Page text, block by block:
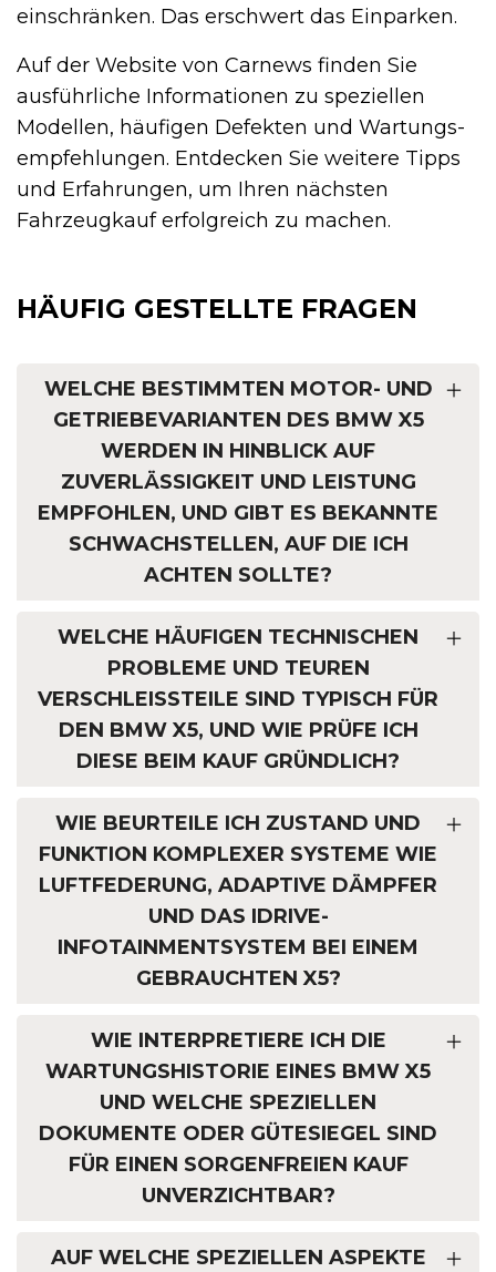
einschränken. Das erschwert das Einparken.
Auf der Website von Carnews finden Sie
ausführliche Informationen zu speziellen
Modellen, häufigen Defekten und Wartungs­
empfehlungen. Entdecken Sie weitere Tipps
und Erfahrungen, um Ihren nächsten
Fahrzeugkauf erfolgreich zu machen.
HÄUFIG GESTELLTE FRAGEN
WELCHE BESTIMMTEN MOTOR- UND
GETRIEBEVARIANTEN DES BMW X5
WERDEN IN HINBLICK AUF
ZUVERLÄSSIGKEIT UND LEISTUNG
EMPFOHLEN, UND GIBT ES BEKANNTE
SCHWACHSTELLEN, AUF DIE ICH
ACHTEN SOLLTE?
WELCHE HÄUFIGEN TECHNISCHEN
PROBLEME UND TEUREN
VERSCHLEISSTEILE SIND TYPISCH FÜR D
EN BMW X5, UND WIE PRÜFE ICH D
IESE BEIM KAUF GRÜNDLICH?
WIE BEURTEILE ICH ZUSTAND UND
FUNKTION KOMPLEXER SYSTEME WIE
LUFTFEDERUNG, ADAPTIVE DÄMPFER
UND DAS IDRIVE-
INFOTAINMENTSYSTEM BEI EINEM
GEBRAUCHTEN X5?
WIE INTERPRETIERE ICH DIE
WARTUNGSHISTORIE EINES BMW X5
UND WELCHE SPEZIELLEN
DOKUMENTE ODER GÜTESIEGEL SIND
FÜR EINEN SORGENFREIEN KAUF
UNVERZICHTBAR?
AUF WELCHE SPEZIELLEN ASPEKTE